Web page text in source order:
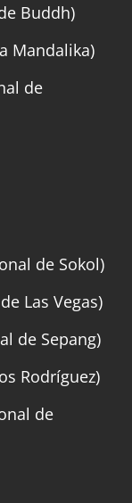
Buddh)
Mandalika)
de
de Sokol)
Las Vegas)
de Sepang)
Rodríguez)
de